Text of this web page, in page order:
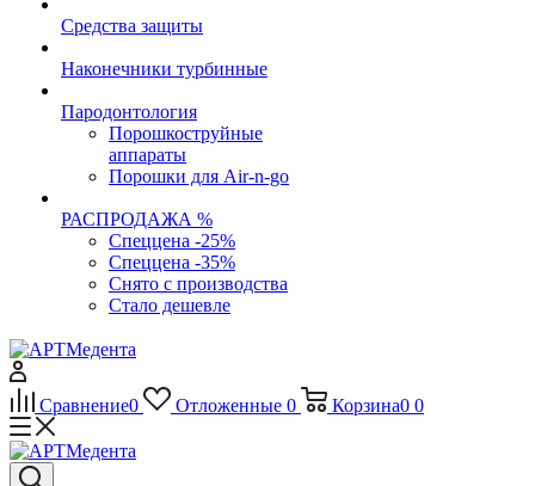
Средства защиты
Наконечники турбинные
Пародонтология
Порошкоструйные
аппараты
Порошки для Air-n-go
РАСПРОДАЖА %
Спеццена -25%
Спеццена -35%
Снято с производства
Стало дешевле
Сравнение0 Отложенные 0 Корзина0 0